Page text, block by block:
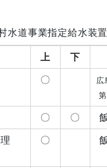
水道事業指定給水装
上 下
〇
広
〇 〇
〇